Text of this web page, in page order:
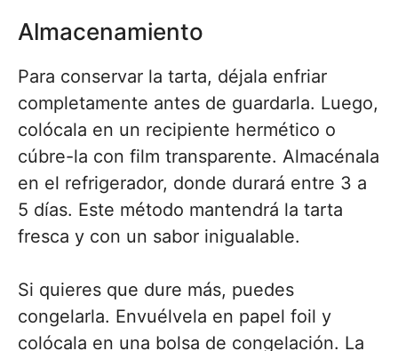
Almacenamiento
Para conservar la tarta, déjala enfriar
completamente antes de guardarla. Luego,
colócala en un recipiente hermético o
cúbre-la con film transparente. Almacénala
en el refrigerador, donde durará entre 3 a
5 días. Este método mantendrá la tarta
fresca y con un sabor inigualable.
Si quieres que dure más, puedes
congelarla. Envuélvela en papel foil y
colócala en una bolsa de congelación. La